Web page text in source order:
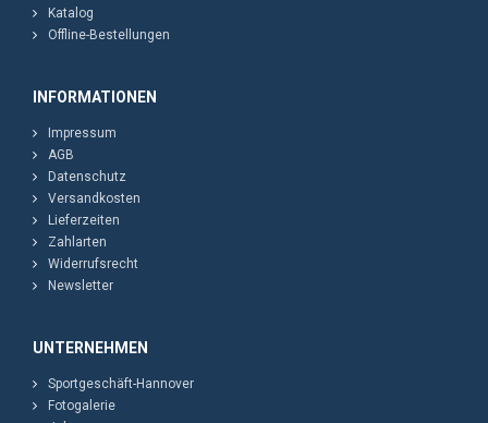
Katalog
Offline-Bestellungen
INFORMATIONEN
Impressum
AGB
Datenschutz
Versandkosten
Lieferzeiten
Zahlarten
Widerrufsrecht
Newsletter
UNTERNEHMEN
Sportgeschäft-Hannover
Fotogalerie